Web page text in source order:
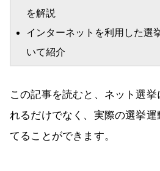
を解説
インターネットを利用した選
いて紹介
この記事を読むと、ネット選
れるだけでなく、実際の選挙
てることができます。